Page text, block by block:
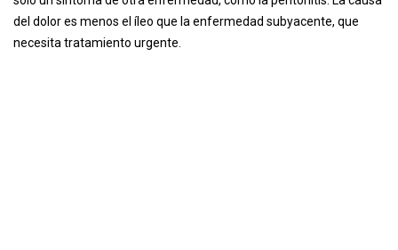
del dolor es menos el íleo que la enfermedad subyacente, que
necesita tratamiento urgente.